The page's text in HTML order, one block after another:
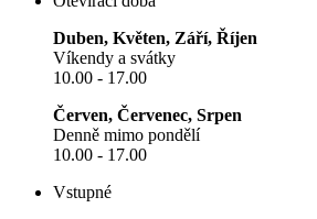
Duben, Květen, Září, Říjen
Víkendy a svátky
10.00 - 17.00
Červen, Červenec, Srpen
Denně mimo pondělí
10.00 - 17.00
Vstupné